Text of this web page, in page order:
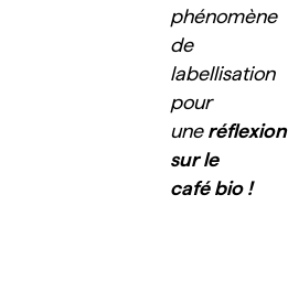
phénomène
de
labellisation
pour
une réflexion
sur le
café bio !